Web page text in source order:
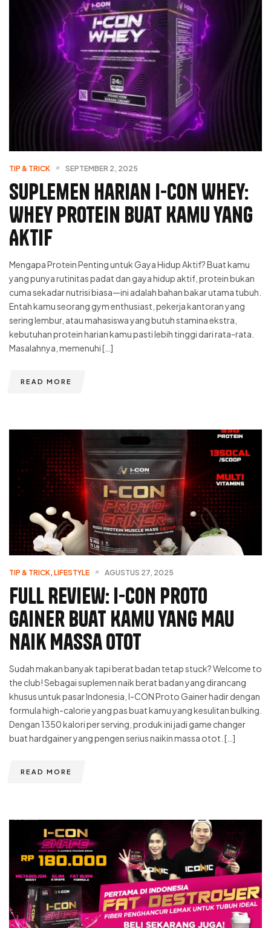
TIP & TRICK SEPTEMBER 2, 2025
Suplemen Harian I-CON Whey:
Whey Protein Buat Kamu yang
Aktif
Mengapa Protein Penting untuk Gaya Hidup Aktif? Buat kamu
yang punya rutinitas padat dan gaya hidup aktif, protein bukan
cuma sekadar nutrisi biasa—ini adalah bahan bakar utama tubuh.
Entah kamu seorang gym enthusiast, pekerja kantoran yang
sering lembur, atau mahasiswa yang butuh stamina ekstra,
kebutuhan protein harian kamu pasti lebih tinggi dari rata-rata.
Masalahnya, memenuhi […]
READ MORE
TIP & TRICK, LIFESTYLE AGUSTUS 27, 2025
Full Review: I-CON Proto
Gainer Buat Kamu yang Mau
Naik Massa Otot
Sudah makan banyak tapi berat badan tetap stuck? Welcome to
the club! Sebagai suplemen naik berat badan yang dirancang
khusus untuk pasar Indonesia, I-CON Proto Gainer hadir dengan
formula high-calorie yang pas buat kamu yang kesulitan bulking.
Dengan 1350 kalori per serving, produk ini jadi game changer
buat hardgainer yang pengen serius naikin massa otot. […]
READ MORE